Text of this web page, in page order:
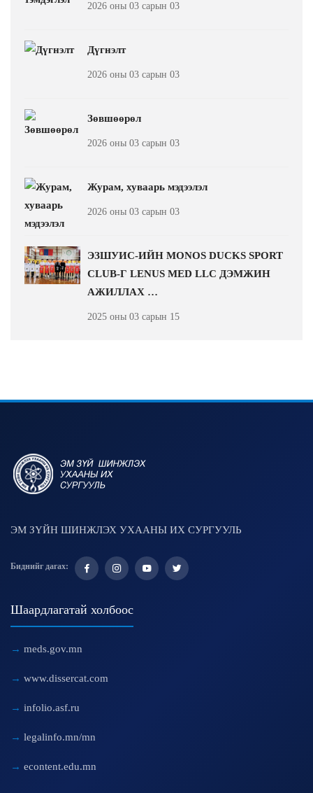
2026 оны 03 сарын 03
Дүгнэлт
2026 оны 03 сарын 03
Зөвшөөрөл
2026 оны 03 сарын 03
Журам, хуваарь мэдээлэл
2026 оны 03 сарын 03
ЭЗШУИС-ИЙН MONOS DUCKS SPORT
CLUB-Г LENUS MED LLC ДЭМЖИН
АЖИЛЛАХ …
2025 оны 03 сарын 15
ЭМ ЗҮЙН ШИНЖЛЭХ УХААНЫ ИХ СУРГУУЛЬ
Биднийг дагах:
Шаардлагатай холбоос
meds.gov.mn
www.dissercat.com
infolio.asf.ru
legalinfo.mn/mn
econtent.edu.mn